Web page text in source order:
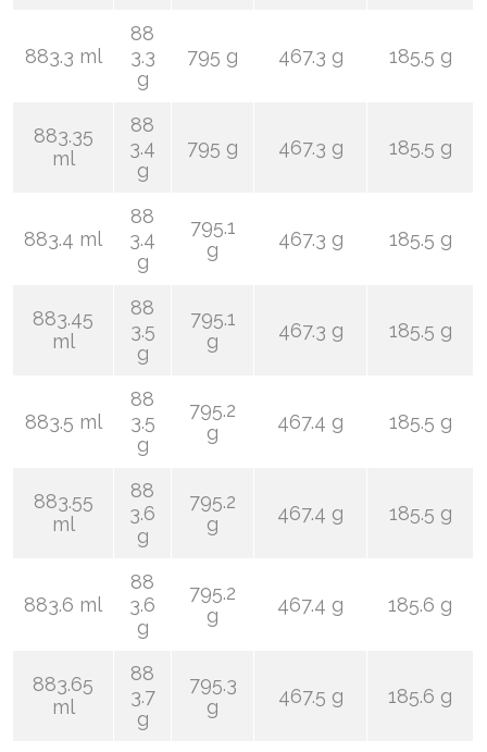
883.3 ml
88
3.3
g
795 g 467.3 g 185.5 g
883.35
ml
88
3.4
g
795 g 467.3 g 185.5 g
883.4 ml
88
3.4
g
795.1
g
467.3 g 185.5 g
883.45
ml
88
3.5
g
795.1
g
467.3 g 185.5 g
883.5 ml
88
3.5
g
795.2
g
467.4 g 185.5 g
883.55
ml
88
3.6
g
795.2
g
467.4 g 185.5 g
883.6 ml
88
3.6
g
795.2
g
467.4 g 185.6 g
883.65
ml
88
3.7
g
795.3
g
467.5 g 185.6 g